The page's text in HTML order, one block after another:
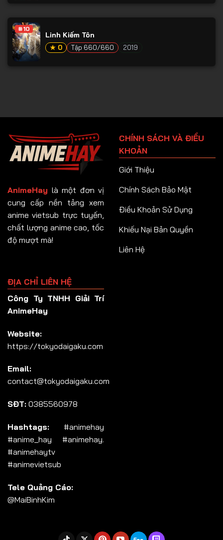
#10
Linh Kiếm Tôn
★ 0 Tập 660/660 2019
AnimeHay là một đơn vị
cung cấp nền tảng xem
anime vietsub trực tuyến,
chất lượng anime cao, tốc
độ mượt mà!
CHÍNH SÁCH VÀ ĐIỀU
KHOẢN
Giới Thiệu
Chính Sách Bảo Mật
Điều Khoản Sử Dụng
Khiếu Nại Bản Quyền
Liên Hệ
ĐỊA CHỈ LIÊN HỆ
Công Ty TNHH Giải Trí
AnimeHay
Website:
https://tokyodaigaku.com
Email:
contact@tokyodaigaku.com
SĐT: 0385560978
Hashtags: #animehay
#anime_hay #animehay.
#animehaytv
#animevietsub
Tele Quảng Cáo:
@MaiBinhKim